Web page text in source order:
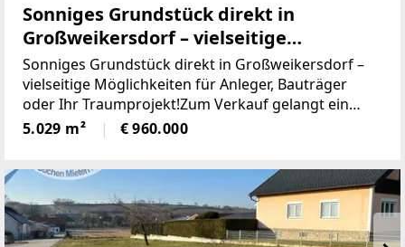
Sonniges Grundstück direkt in
Großweikersdorf – vielseitige
Möglichkeiten!
Sonniges Grundstück direkt in Großweikersdorf –
vielseitige Möglichkeiten für Anleger, Bauträger
oder Ihr Traumprojekt!Zum Verkauf gelangt ein
wunderschönes, sonniges und ebenes
Eckgrundstück mit 5029m² in wunderbarer Lage
5.029 m² € 960.000